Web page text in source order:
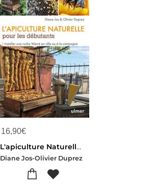
16,90€
L'apiculture Naturelle Pour Les Debutants : Installer Un Rucher Warre En Ville Ou A La Campagne
Diane Jos-Olivier Duprez